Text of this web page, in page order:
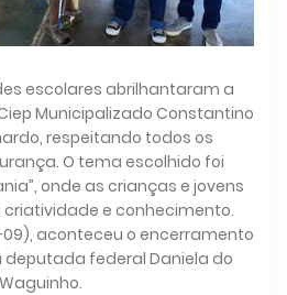
escolares abrilhantaram a
Municipalizado Constantino
respeitando todos os
O tema escolhido foi
onde as crianças e jovens
e conhecimento.
aconteceu o encerramento
federal Daniela do
Waguinho.